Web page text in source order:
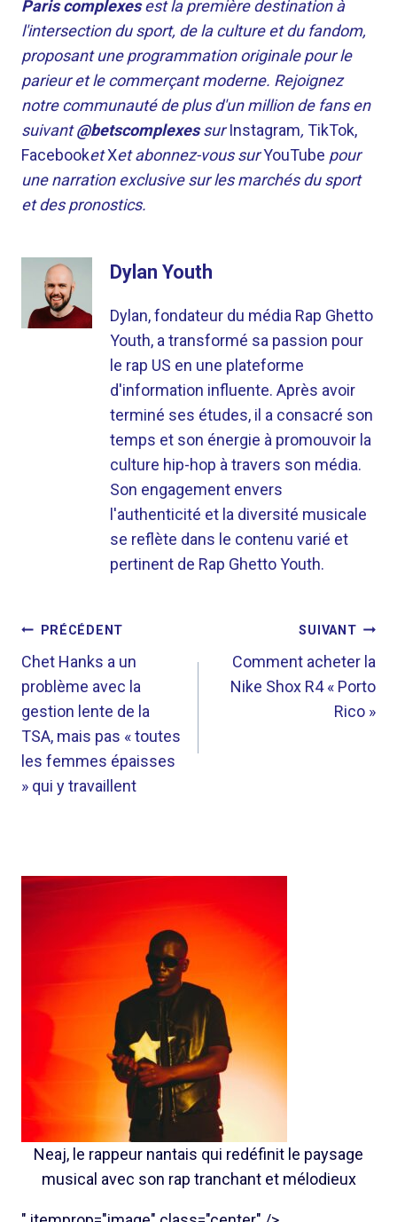
Paris complexesest la première destination à
l'intersection du sport, de la culture et du fandom,
proposant une programmation originale pour le
parieur et le commerçant moderne. Rejoignez
notre communauté de plus d'un million de fans en
suivant@betscomplexessurInstagram, TikTok,
FacebooketXet abonnez-vous surYouTube pour
une narration exclusive sur les marchés du sport
et des pronostics.
Dylan Youth
Dylan, fondateur du média Rap Ghetto
Youth, a transformé sa passion pour
le rap US en une plateforme
d'information influente. Après avoir
terminé ses études, il a consacré son
temps et son énergie à promouvoir la
culture hip-hop à travers son média.
Son engagement envers
l'authenticité et la diversité musicale
se reflète dans le contenu varié et
pertinent de Rap Ghetto Youth.
NAVIGATION
DE
L’ARTICLE
PRÉCÉDENT
Chet Hanks a un
problème avec la
gestion lente de la
TSA, mais pas « toutes
les femmes épaisses
» qui y travaillent
SUIVANT
Comment acheter la
Nike Shox R4 « Porto
Rico »
Neaj, le rappeur nantais qui redéfinit le paysage
musical avec son rap tranchant et mélodieux